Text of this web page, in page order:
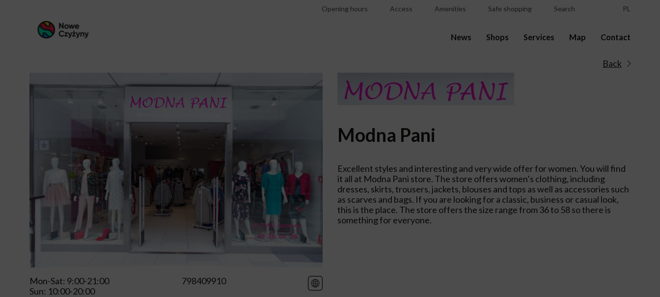
Opening hours Access Amenities Safe shopping Search PL
News Shops Services Map Contact
Back
Modna Pani
Excellent styles and interesting and very wide offer for women. You will find
it all at Modna Pani store. The store offers women’s clothing, including
dresses, skirts, trousers, jackets, blouses and tops as well as accessories such
as scarves and bags. If you are looking for a classic, business or casual look,
this is the place. The store offers the size range from 36 to 58 so there is
something for everyone.
Mon-Sat: 9:00-21:00
Sun: 10:00-20:00
798409910